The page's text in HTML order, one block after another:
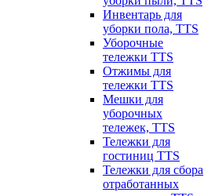
Инвентарь для
уборки пола, TTS
Уборочные
тележки TTS
Отжимы для
тележки TTS
Мешки для
уборочных
тележек, TTS
Тележки для
гостиниц TTS
Тележки для сбора
отработанных